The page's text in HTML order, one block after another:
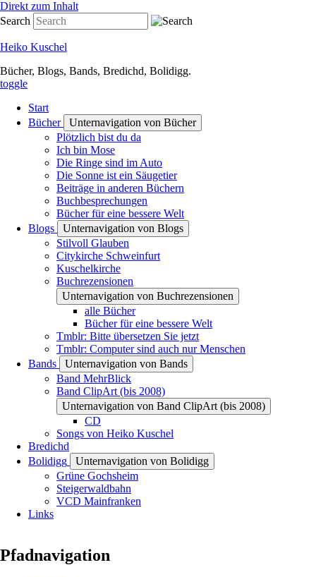
Direkt zum Inhalt
Search
Heiko Kuschel
Bücher, Blogs, Bands, Bredichd, Bolidigg.
toggle
Start
Bücher
Unternavigation von Bücher
Plötzlich bist du da
Ich bin Mose
Die Ringe sind im Auto
Die Sonne ist ein Säugetier
Beiträge in anderen Büchern
Buchbesprechungen
Bücher für eine bessere Welt
Blogs
Unternavigation von Blogs
Stilvoll Glauben
Citykirche Schweinfurt
Kuschelkirche
Buchrezensionen
Unternavigation von Buchrezensionen
alle Bücher
Bücher für eine bessere Welt
Tmblr: Bitte übersetzen Sie jetzt
Tmblr: Computer sind auch nur Menschen
Bands
Unternavigation von Bands
Band MehrBlick
Band ClipArt (bis 2008)
Unternavigation von Band ClipArt (bis 2008)
CD
Songs von Heiko Kuschel
Bredichd
Bolidigg
Unternavigation von Bolidigg
Grüne Gochsheim
Steigerwaldbahn
VCD Mainfranken
Links
Pfadnavigation